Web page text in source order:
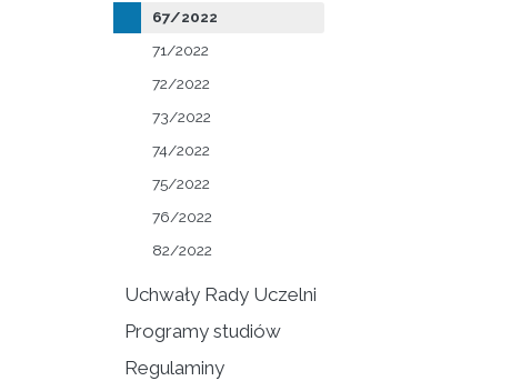
67/2022
71/2022
72/2022
73/2022
74/2022
75/2022
76/2022
82/2022
Uchwały Rady Uczelni
Programy studiów
Regulaminy